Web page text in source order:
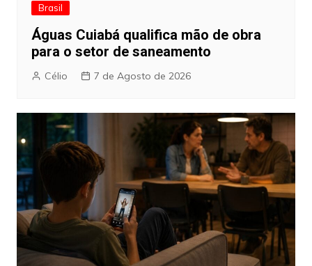
Brasil
Águas Cuiabá qualifica mão de obra
para o setor de saneamento
Célio 7 de Agosto de 2026